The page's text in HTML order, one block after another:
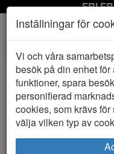
FRI
Toggle
navigation
HEM EPIC
Inställningar för
Vi och våra
besök på din enhet
funktioner, spara
personifierad
cookies, som krävs
välja vilken typ av